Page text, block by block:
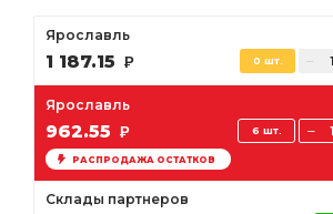
Ярославль
1 187.15 Р 0 шт.
Ярославль
962.55 Р 6 шт.
РАСПРОДАЖА ОСТАТКОВ
Склады партнеров